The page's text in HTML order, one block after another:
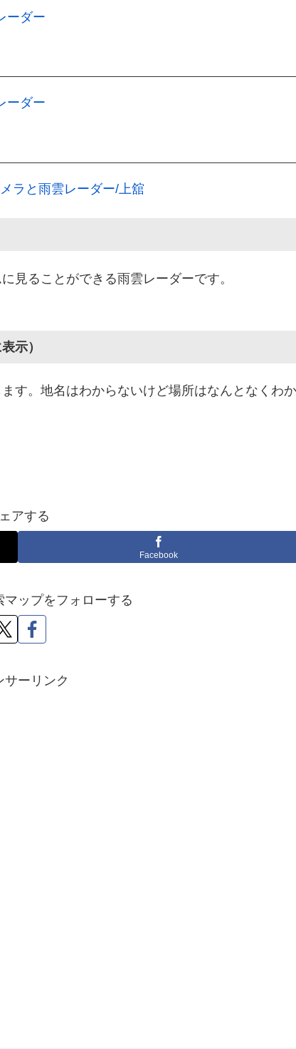
ーダー
ーダー
ラと雨雲レーダー/上舘
見ることができる雨雲レーダーです。
示）
す。地名はわからないけど場所はなんとなくわか
アする
Facebook
マップをフォローする
サーリンク